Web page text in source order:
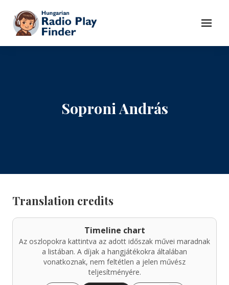
To contents
Menu
Soproni András
Translation credits
Timeline chart
Az oszlopokra kattintva az adott időszak művei maradnak
a listában. A díjak a hangjátékokra általában
vonatkoznak, nem feltétlen a jelen művész
teljesítményére.